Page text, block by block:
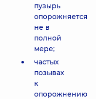
пузырь
опорожняется
не в
полной
мере;
частых
позывах
к
опорожнению